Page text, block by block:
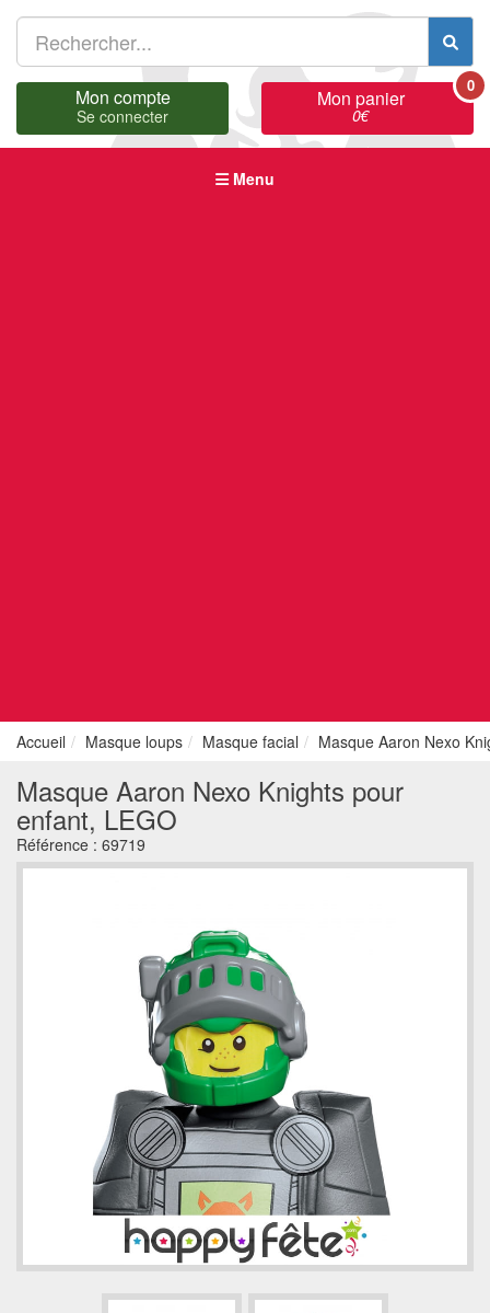
Mon compte
Se connecter
Mon panier
0€
0
Menu
Accueil Masque loups Masque facial Masque Aaron Nexo
Masque Aaron Nexo Knights pour
enfant, LEGO
Référence : 69719